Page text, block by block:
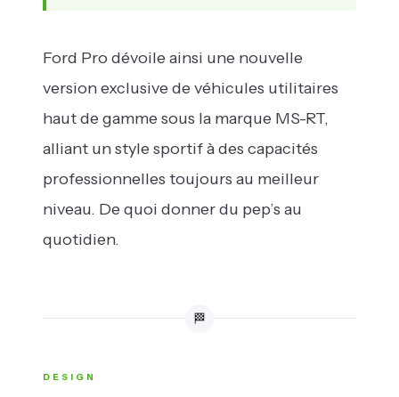
Ford Pro dévoile ainsi une nouvelle
version exclusive de véhicules utilitaires
haut de gamme sous la marque MS-RT,
alliant un style sportif à des capacités
professionnelles toujours au meilleur
niveau. De quoi donner du pep’s au
quotidien.
🏁
DESIGN